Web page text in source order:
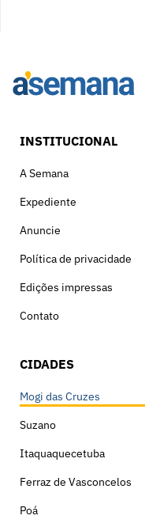
INSTITUCIONAL
A Semana
Expediente
Anuncie
Política de privacidade
Edições impressas
Contato
CIDADES
Mogi das Cruzes
Suzano
Itaquaquecetuba
Ferraz de Vasconcelos
Poá